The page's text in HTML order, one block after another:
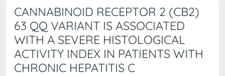
CANNABINOID RECEPTOR 2 (CB2)
63 QQ VARIANT IS ASSOCIATED
WITH A SEVERE HISTOLOGICAL
ACTIVITY INDEX IN PATIENTS WITH
CHRONIC HEPATITIS C